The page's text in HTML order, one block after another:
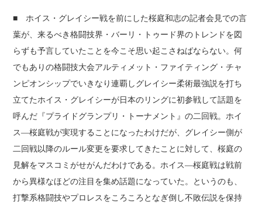
■ ホイス・グレイシー戦を前にした桜庭和志の記者会見での言
葉が、来るべき格闘技界・バーリ・トゥード界のトレンドを図
らずも予言していたことを今こそ思い起こさねばならない。何
でもありの格闘技大会アルティメット・ファイティング・チャ
ンピオンシップでいきなり連覇しグレイシー柔術最強説を打ち
立てたホイス・グレイシーが日本のリングに初参戦して話題を
呼んだ『プライドグランプリ・トーナメント』の二回戦。ホイ
ス―桜庭戦が実現することになったわけだが、グレイシー側が
二回戦以降のルール変更を要求してきたことに対して、桜庭の
見解をマスコミがせがんだわけである。ホイス―桜庭戦は戦前
から異様なほどの注目を集め話題になっていた。というのも、
打撃系格闘技やプロレスをころころとなぎ倒し不敗伝説を保持